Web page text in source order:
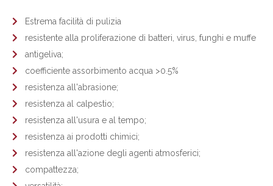
Estrema facilità di pulizia
resistente alla proliferazione di batteri, virus, funghi e muffe
antigeliva;
coefficiente assorbimento acqua >0.5%
resistenza all'abrasione;
resistenza al calpestio;
resistenza all'usura e al tempo;
resistenza ai prodotti chimici;
resistenza all'azione degli agenti atmosferici;
compattezza;